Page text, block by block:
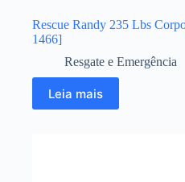
Rescue Randy 235 Lbs
1466]
Resgate e Emergência
Leia mais